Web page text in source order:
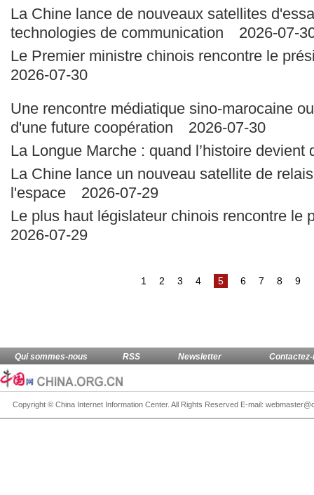
La Chine lance de nouveaux satellites
technologies de communication 2026-07-
Le Premier ministre chinois rencontre le
2026-07-30
Une rencontre médiatique sino-marocaine
d'une future coopération 2026-07-30
La Longue Marche : quand l’histoire devient
La Chine lance un nouveau satellite de
l'espace 2026-07-29
Le plus haut législateur chinois rencontre le
2026-07-29
1 2 3 4 5 6 7 8 9